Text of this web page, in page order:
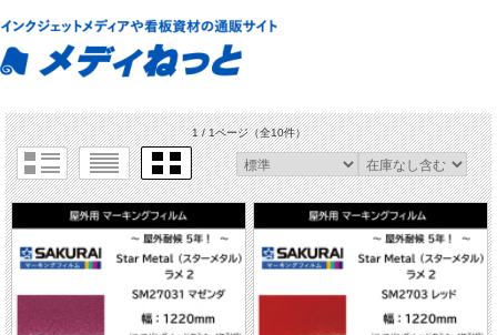
1 / 1ページ（全10件）